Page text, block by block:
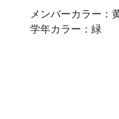
メンバーカラー：
学年カラー：緑